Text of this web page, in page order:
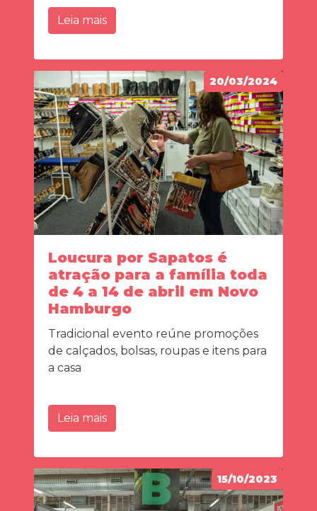
Leia mais
20/03/2024
Loucura por Sapatos é
atração para a família toda
de 4 a 14 de abril em Novo
Hamburgo
Tradicional evento reúne promoções
de calçados, bolsas, roupas e itens para
a casa
Leia mais
15/10/2023